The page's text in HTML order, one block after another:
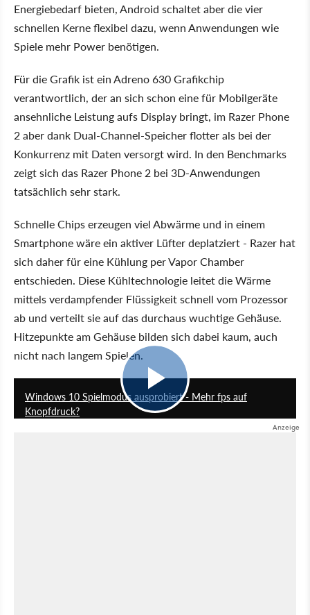
Energiebedarf bieten, Android schaltet aber die vier
schnellen Kerne flexibel dazu, wenn Anwendungen wie
Spiele mehr Power benötigen.
Für die Grafik ist ein Adreno 630 Grafikchip
verantwortlich, der an sich schon eine für Mobilgeräte
ansehnliche Leistung aufs Display bringt, im Razer Phone
2 aber dank Dual-Channel-Speicher flotter als bei der
Konkurrenz mit Daten versorgt wird. In den Benchmarks
zeigt sich das Razer Phone 2 bei 3D-Anwendungen
tatsächlich sehr stark.
Schnelle Chips erzeugen viel Abwärme und in einem
Smartphone wäre ein aktiver Lüfter deplatziert - Razer hat
sich daher für eine Kühlung per Vapor Chamber
entschieden. Diese Kühltechnologie leitet die Wärme
mittels verdampfender Flüssigkeit schnell vom Prozessor
ab und verteilt sie auf das durchaus wuchtige Gehäuse.
Hitzepunkte am Gehäuse bilden sich dabei kaum, auch
nicht nach langem Spielen.
Windows 10 Spielmodus ausprobiert - Mehr fps auf
Knopfdruck?